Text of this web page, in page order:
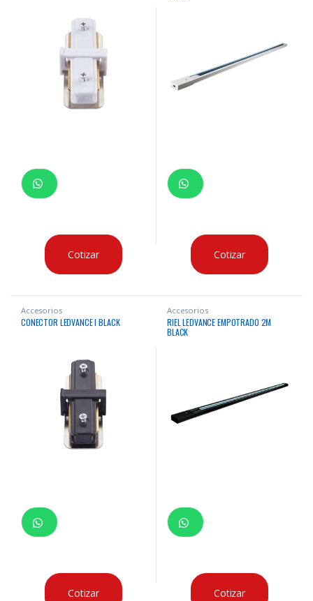
Cotizar Cotizar
Accesorios
CONECTOR LEDVANCE I BLACK
Cotizar
Accesorios
RIEL LEDVANCE EMPOTRADO 2M
BLACK
Cotizar